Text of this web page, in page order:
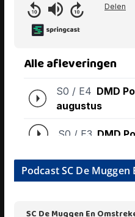
Podcast SC De